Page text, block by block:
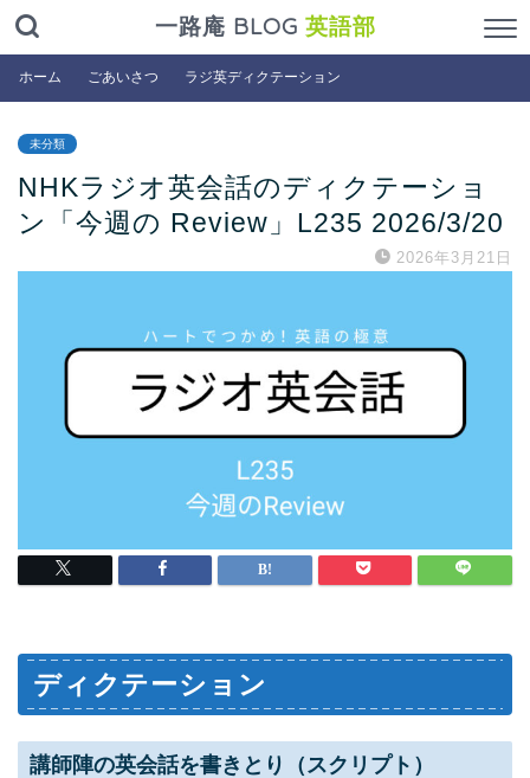
一路庵 BLOG 英語部
ホーム ごあいさつ ラジ英ディクテーション
未分類
NHKラジオ英会話のディクテーショ
ン「今週の Review」L235 2026/3/20
2026年3月21日
ディクテーション
講師陣の英会話を書きとり（スクリプト）